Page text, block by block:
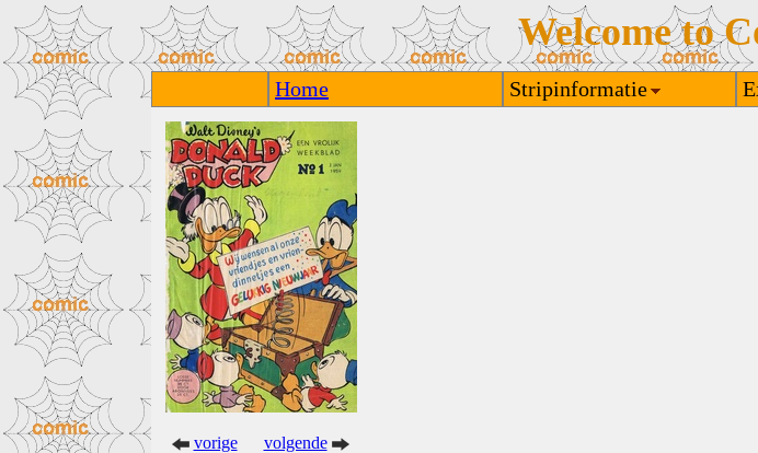
Welcome to
Home Stripinformatie
vorige volgende